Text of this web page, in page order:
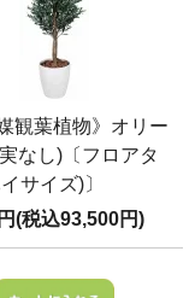
観葉植物》オリー
なし)〔フロアタ
サイズ)〕
(税込93,500円)